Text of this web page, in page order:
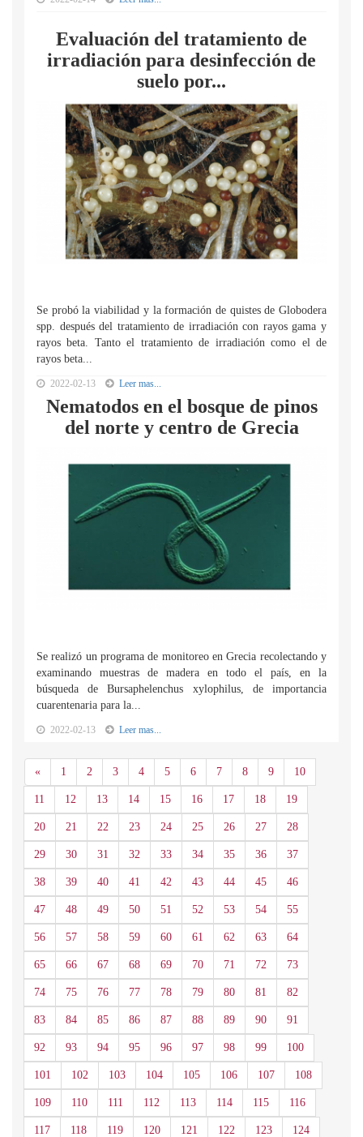
Evaluación del tratamiento de
irradiación para desinfección de
suelo por...
Se probó la viabilidad y la formación de quistes de Globodera
spp. después del tratamiento de irradiación con rayos gama y
rayos beta. Tanto el tratamiento de irradiación como el de
rayos beta...
2022-02-13 Leer mas...
Nematodos en el bosque de pinos
del norte y centro de Grecia
Se realizó un programa de monitoreo en Grecia recolectando y
examinando muestras de madera en todo el país, en la
búsqueda de Bursaphelenchus xylophilus, de importancia
cuarentenaria para la...
2022-02-13 Leer mas...
«Anterior
1 2 3 4 5 6 7 8 9 10
11 12 13 14 15 16 17 18 19
20 21 22 23 24 25 26 27 28
29 30 31 32 33 34 35 36 37
38 39 40 41 42 43 44 45 46
47 48 49 50 51 52 53 54 55
56 57 58 59 60 61 62 63 64
65 66 67 68 69 70 71 72 73
74 75 76 77 78 79 80 81 82
83 84 85 86 87 88 89 90 91
92 93 94 95 96 97 98 99 100
101 102 103 104 105 106 107 108
109 110 111 112 113 114 115 116
117 118 119 120 121 122 123 124